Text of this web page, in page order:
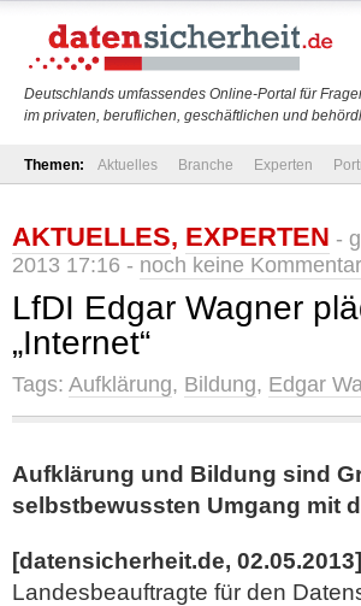
Deutschlands umfassendes Online-Portal für
im privaten, beruflichen, geschäftlichen und
Themen: Aktuelles Branche Experten
AKTUELLES, EXPERTEN -
2013 17:16 - noch keine
LfDI Edgar Wagner
„Internet“
Tags: Aufklärung, Bildung, Edgar
Aufklärung und Bildung sind
selbstbewussten Umgang mit
[datensicherheit.de, 02.05.2013]
Landesbeauftragte für den